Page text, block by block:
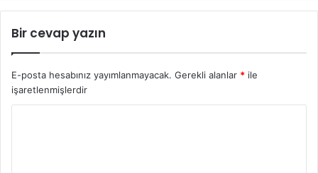
Bir cevap yazın
E-posta hesabınız yayımlanmayacak. Gerekli alanlar * ile
işaretlenmişlerdir